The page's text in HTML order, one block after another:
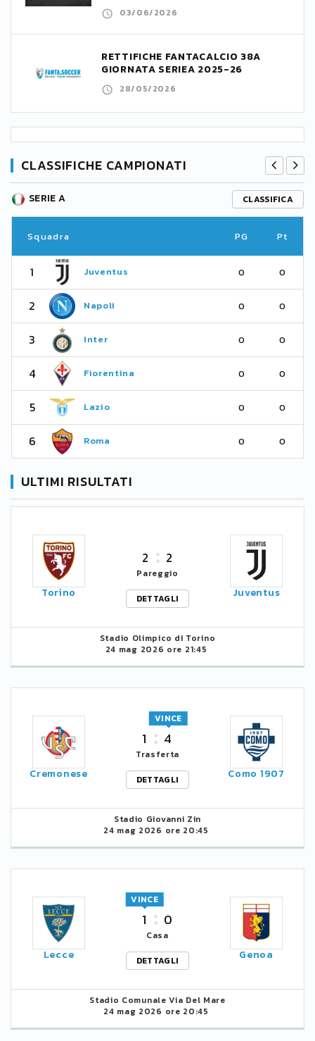
03/06/2026
RETTIFICHE FANTACALCIO 38A
GIORNATA SERIEA 2025-26
28/05/2026
CLASSIFICHE CAMPIONATI
SERIE A CLASSIFICA
Squadra PG Pt
1 Juventus 0 0
2 Napoli 0 0
3 Inter 0 0
4 Fiorentina 0 0
5 Lazio 0 0
6 Roma 0 0
ULTIMI RISULTATI
Torino
2 2
Pareggio
DETTAGLI
Juventus
Stadio Olimpico di Torino
24 mag 2026 ore 21:45
Cremonese
1 4
VINCE
Trasferta
DETTAGLI
Como 1907
Stadio Giovanni Zin
24 mag 2026 ore 20:45
Lecce
1
VINCE
0
Casa
DETTAGLI
Genoa
Stadio Comunale Via Del Mare
24 mag 2026 ore 20:45